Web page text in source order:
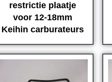
restrictie plaatje
voor 12-18mm
Keihin carburateurs